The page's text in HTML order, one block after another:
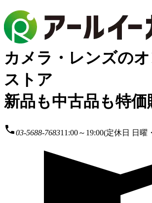
カメラ・レンズの
ストア
新品も中古品も特価
local_phone03-5688-768311:00～19:00(定休日 日曜